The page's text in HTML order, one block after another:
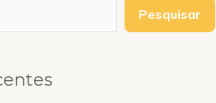
Pesquisar